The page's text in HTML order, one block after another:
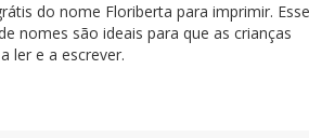
do nome Floriberta para imprimir.
nomes são ideais para que as crianças
ler e a escrever.